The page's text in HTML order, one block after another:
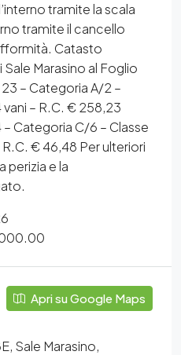
tramite la scala
tramite il cancello
Catasto
Marasino al Foglio
– Categoria A/2 –
– R.C. € 258,23
Categoria C/6 – Classe
€ 46,48 Per ulteriori
perizia e la
Apri su Google Maps
Sale Marasino,